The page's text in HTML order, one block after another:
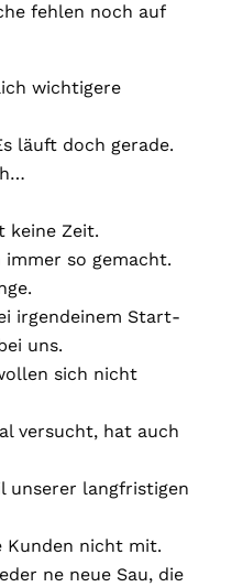
fehlen noch auf
wichtigere
läuft doch gerade.
keine Zeit.
immer so gemacht.
irgendeinem Start-
uns.
sich nicht
versucht, hat auch
unserer langfristigen
Kunden nicht mit.
ne neue Sau, die